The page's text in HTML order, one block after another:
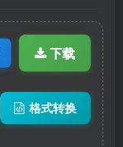
下载
格式转换